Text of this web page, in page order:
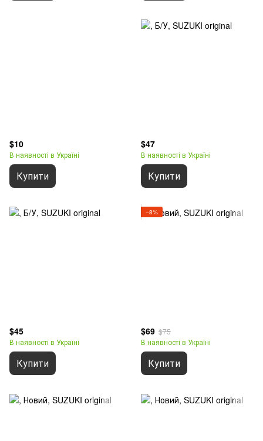
$10
В наявності в Україні
Купити
$47
В наявності в Україні
Купити
$45
В наявності в Україні
Купити
−8%
$69 $75
В наявності в Україні
Купити